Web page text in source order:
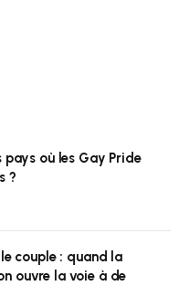
pays où les Gay Pride
?
couple : quand la
ouvre la voie à de